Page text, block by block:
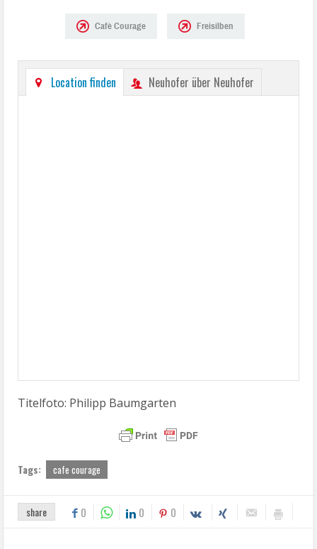
Cafè Courage Freisilben
Location finden Neuhofer über Neuhofer
Titelfoto: Philipp Baumgarten
Tags: cafe courage
share 0 0 0